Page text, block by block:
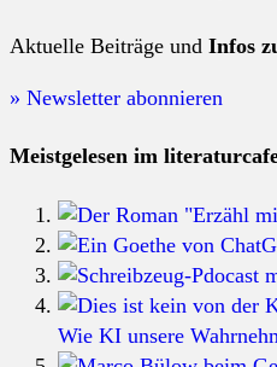
Aktuelle Beiträge und Infos
» Newsletter abonnieren
Meistgelesen im
Wie KI unsere